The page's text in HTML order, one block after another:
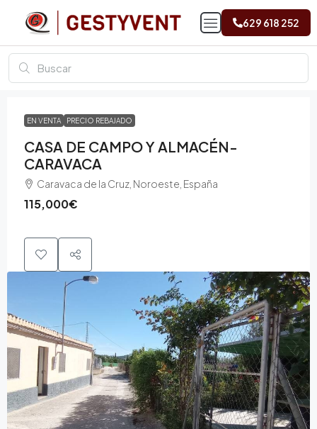
629 618 252
EN VENTA PRECIO REBAJADO
CASA DE CAMPO Y ALMACÉN-
CARAVACA
Caravaca de la Cruz, Noroeste, España
115,000€